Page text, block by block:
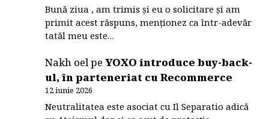
Bună ziua , am trimis și eu o solicitare și am
primit acest răspuns, menționez ca într-adevăr
tatăl meu este…
Nakh oelpeYOXO introduce buy-back-
ul, în parteneriat cu Recommerce
12 iunie 2026
Neutralitatea este asociat cu Il Separatio adică